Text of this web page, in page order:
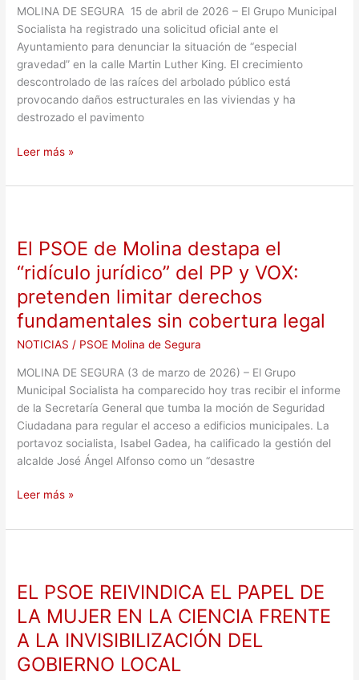
MOLINA DE SEGURA 15 de abril de 2026 – El Grupo Municipal
Socialista ha registrado una solicitud oficial ante el
Ayuntamiento para denunciar la situación de “especial
gravedad” en la calle Martin Luther King. El crecimiento
descontrolado de las raíces del arbolado público está
provocando daños estructurales en las viviendas y ha
destrozado el pavimento
viviendas
y
el
peligro
de
caídas
en
levantadas
raíces
Leer más »
El PSOE de Molina destapa el
“ridículo jurídico” del PP y VOX:
pretenden limitar derechos
fundamentales sin cobertura legal
NOTICIAS / PSOE Molina de Segura
MOLINA DE SEGURA (3 de marzo de 2026) – El Grupo
Municipal Socialista ha comparecido hoy tras recibir el informe
de la Secretaría General que tumba la moción de Seguridad
Ciudadana para regular el acceso a edificios municipales. La
portavoz socialista, Isabel Gadea, ha calificado la gestión del
alcalde José Ángel Alfonso como un “desastre
de
Molina
destapa
el
“ridículo
del
PP
y
VOX:
pretenden
limitar
derechos
sin
legal
Leer más »
EL PSOE REIVINDICA EL PAPEL DE
LA MUJER EN LA CIENCIA FRENTE
A LA INVISIBILIZACIÓN DEL
GOBIERNO LOCAL
REIVINDICA
EL
PAPEL
DE
LA